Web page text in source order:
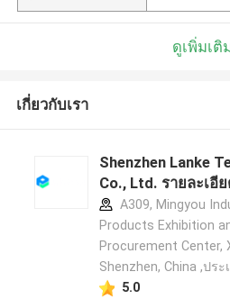
ดูเพิ่มเติ
เกี่ยวกับเรา
Shenzhen Lanke
Co., Ltd. รายละเอี
A309, Mingyou
Products Exhibition
Procurement Center,
Shenzhen, China ,ประ
5.0